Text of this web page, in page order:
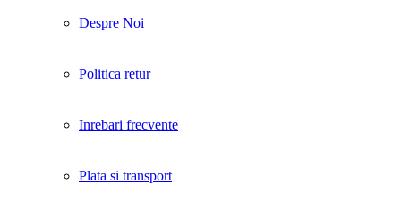
Despre Noi
Politica retur
Inrebari frecvente
Plata si transport